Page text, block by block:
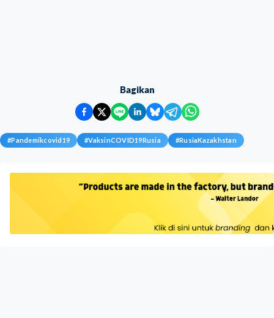
Bagikan
#Pandemikcovid19 #VaksinCOVID19Rusia #RusiaKazakhstan